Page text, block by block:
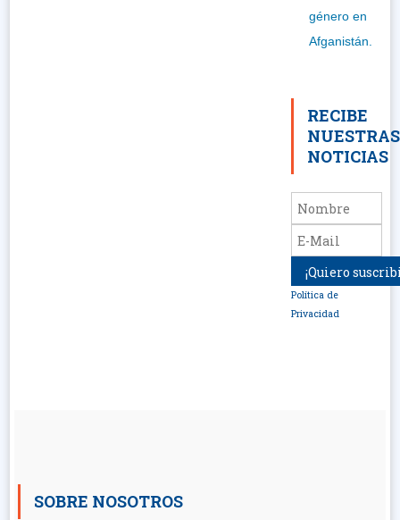
género en
Afganistán.
RECIBE
NUESTRAS
NOTICIAS
Política de
Privacidad
SOBRE NOSOTROS